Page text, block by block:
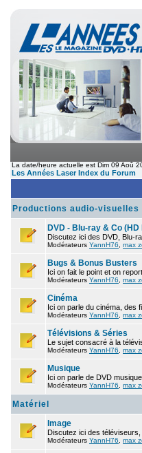
La date/heure actuelle est Dim 09 Aoû
Les Années Laser Index du Forum
Productions audio-visuelles
DVD - Blu-ray & Co (HD
Discutez ici des DVD, Blu-
Modérateurs YannH76 max
Bugs & Bonus Busters
Ici on fait le point et on
Modérateurs YannH76 max
Cinéma
Ici on parle du cinéma, des
Modérateurs YannH76 max
Télévisions & Séries
Le sujet consacré à la
Modérateurs YannH76 max
Musique
Ici on parle de DVD
Modérateurs YannH76 max
Matériel
Image
Discutez ici des
Modérateurs YannH76 max